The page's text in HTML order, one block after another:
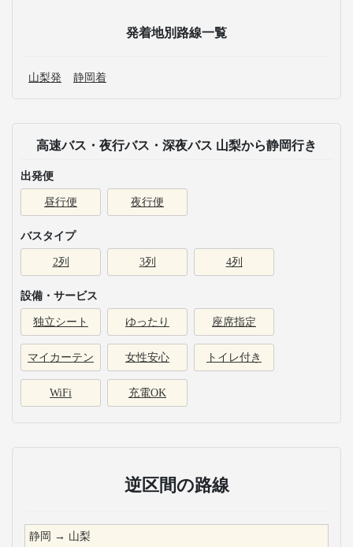
発着地別路線一覧
山梨発 静岡着
高速バス・夜行バス・深夜バス 山梨から静岡行き
出発便
昼行便 夜行便
バスタイプ
2列 3列 4列
設備・サービス
独立シート ゆったり 座席指定
マイカーテン 女性安心 トイレ付き
WiFi 充電OK
逆区間の路線
静岡 → 山梨